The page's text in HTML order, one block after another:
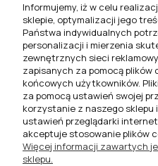
artisan / czarny mat
529,00 zł
DO KOSZYKA
Informujemy, iż w celu
sklepie, optymalizacji jego
Państwa indywidualnych
personalizacji i mierzenia
zewnętrznych sieci
zapisanych za pomocą
końcowych użytkowników.
za pomocą ustawień swojej
korzystanie z naszego
ustawień przeglądarki
akceptuje stosowanie plików
Więcej informacji zawartych
sklepu.